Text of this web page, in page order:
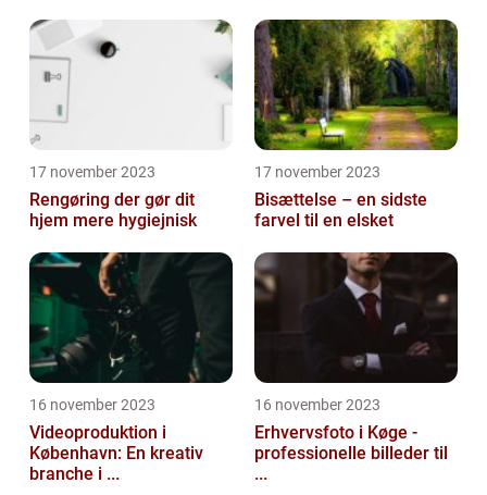
17 november 2023
Rengøring der gør dit
hjem mere hygiejnisk
17 november 2023
Bisættelse – en sidste
farvel til en elsket
16 november 2023
Videoproduktion i
København: En kreativ
branche i ...
16 november 2023
Erhvervsfoto i Køge -
professionelle billeder til
...